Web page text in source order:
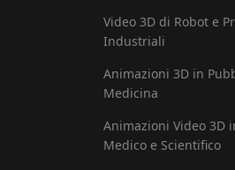
Video 3D di Robot e
Industriali
Animazioni 3D in
Medicina
Animazioni Video 3D
Medico e Scientifico